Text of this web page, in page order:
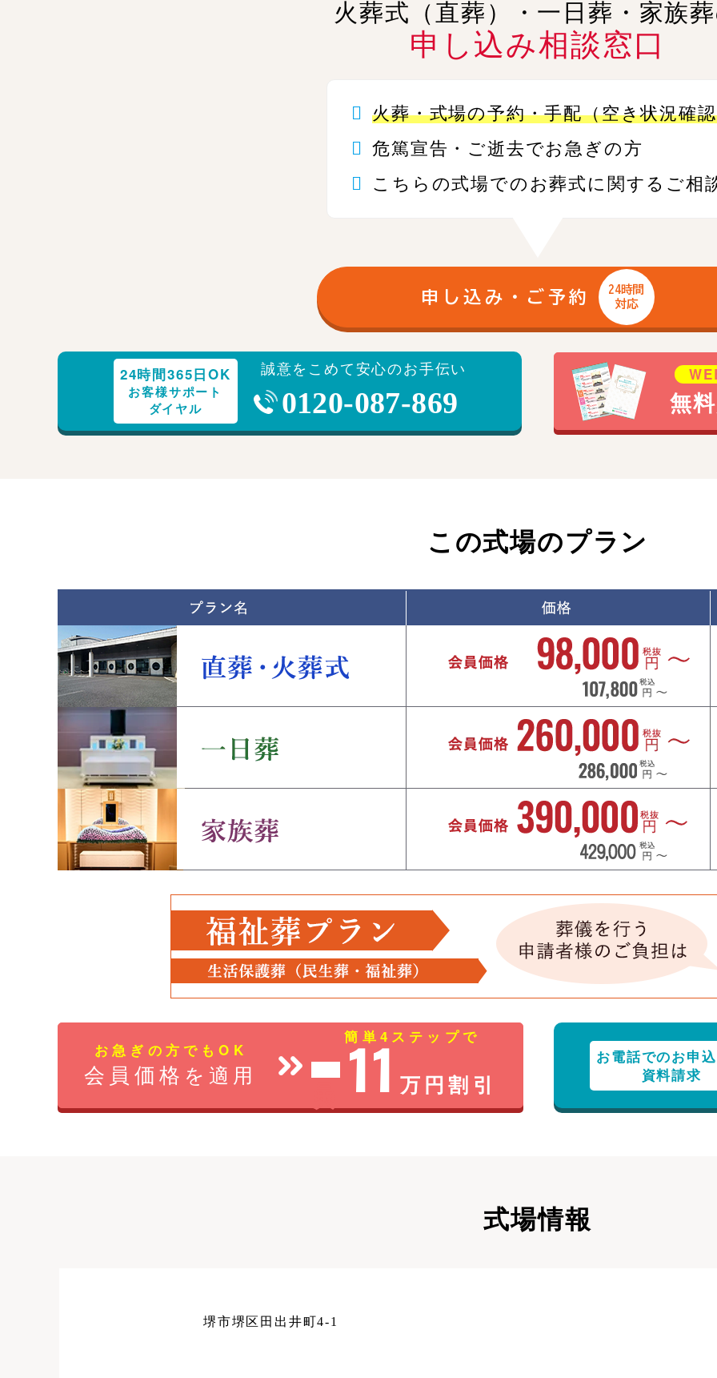
火葬式（直葬）・一日葬・家族
申し込み相談窓口
火葬・式場の予約・手配（空き状況確
危篤宣告・ご逝去でお急ぎの方
こちらの式場でのお葬式に関するご相
申し込み・ご予約
24時間
対応
24時間365日OK
お客様サポート
ダイヤル
誠意をこめて安心のお手伝い
0120-087-869 無
この式場のプラン
お急ぎの方でもOK
会員価格 を適用
簡単4ステップで
11 万円割引
お電話でのお申込
資料請求
式場情報
堺市堺区田出井町4-1